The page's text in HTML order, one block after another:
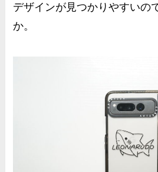
デザインが見つかりやすいの
か。